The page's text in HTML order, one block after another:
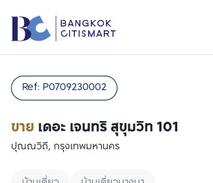
ขาย เดอะ เจนทริ สุขุมวิท 101
Ref: P0709230002
ปุณณวิถี, กรุงเทพมหานคร